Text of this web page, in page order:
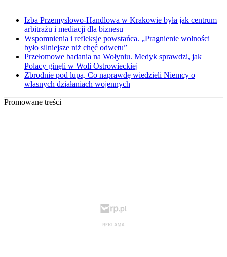
Izba Przemysłowo-Handlowa w Krakowie była jak centrum
arbitrażu i mediacji dla biznesu
Wspomnienia i refleksje powstańca. „Pragnienie wolności
było silniejsze niż chęć odwetu”
Przełomowe badania na Wołyniu. Medyk sprawdzi, jak
Polacy ginęli w Woli Ostrowieckiej
Zbrodnie pod lupą. Co naprawdę wiedzieli Niemcy o
własnych działaniach wojennych
Promowane treści